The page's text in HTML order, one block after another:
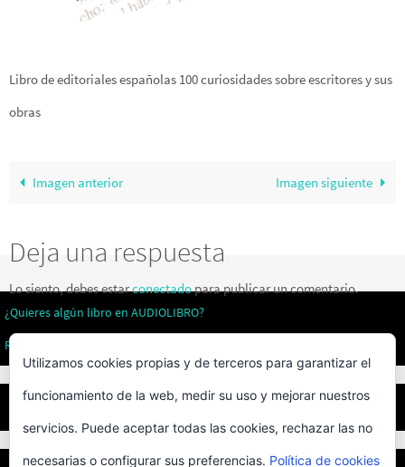
Libro de editoriales españolas 100 curiosidades sobre escritores y sus
obras
Imagen anterior Imagen siguiente
Deja una respuesta
Lo siento, debes estarconectadopara publicar un comentario.
¿Quieres algún libro en AUDIOLIBRO?
Revistas literarias
Utilizamos cookies propias y de terceros para garantizar el
funcionamiento de la web, medir su uso y mejorar nuestros
servicios. Puede aceptar todas las cookies, rechazar las no
necesarias o configurar sus preferencias. Política de cookies